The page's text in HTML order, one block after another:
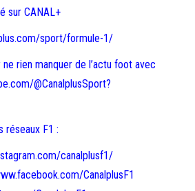
sur CANAL+
sport/formule-1/
rien manquer de l’actu foot avec
@CanalplusSport?
réseaux F1 :
canalplusf1/
CanalplusF1